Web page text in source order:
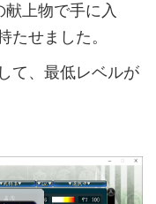
上物で手に入
たせました。
て、最低レベルが